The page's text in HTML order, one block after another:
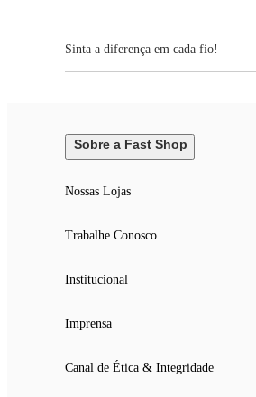
Sinta a diferença em cada fio!
Sobre a Fast Shop
Nossas Lojas
Trabalhe Conosco
Institucional
Imprensa
Canal de Ética & Integridade